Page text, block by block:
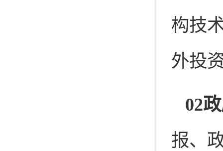
构技
外投
02
报、